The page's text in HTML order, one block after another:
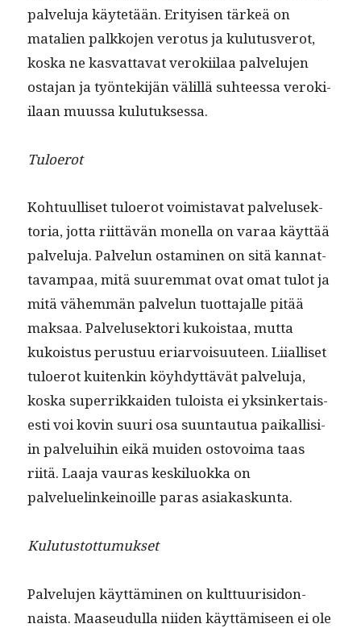
palvelu­ja käytetään. Eri­tyisen tärkeä on
matal­ien palkko­jen vero­tus ja kulu­tusverot,
kos­ka ne kas­vat­ta­vat veroki­ilaa palvelu­jen
osta­jan ja työn­tek­i­jän välil­lä suh­teessa veroki­
ilaan muus­sa kulutuksessa.
Tulo­erot
Kohtu­ulliset tulo­erot voimis­ta­vat palvelusek­
to­ria, jot­ta riit­tävän monel­la on varaa käyt­tää
palvelu­ja. Palvelun ost­a­mi­nen on sitä kan­nat­
tavam­paa, mitä suurem­mat ovat omat tulot ja
mitä vähem­män palvelun tuot­ta­jalle pitää
mak­saa. Palvelusek­tori kukois­taa, mut­ta
kukois­tus perus­tuu eri­ar­voisu­u­teen. Liial­liset
tulo­erot kuitenkin köy­hdyt­tävät palvelu­ja,
kos­ka super­rikkaiden tuloista ei yksinker­tais­
es­ti voi kovin suuri osa suun­tau­tua paikallisi­
in palvelui­hin eikä muiden ostovoima taas
riitä. Laa­ja vauras keskilu­ok­ka on
palveluelinkeinoille paras asiakaskunta.
Kulu­tus­tot­tumuk­set
Palvelu­jen käyt­tämi­nen on kult­tuurisidon­
naista. Maaseudul­la niiden käyt­tämiseen ei ole